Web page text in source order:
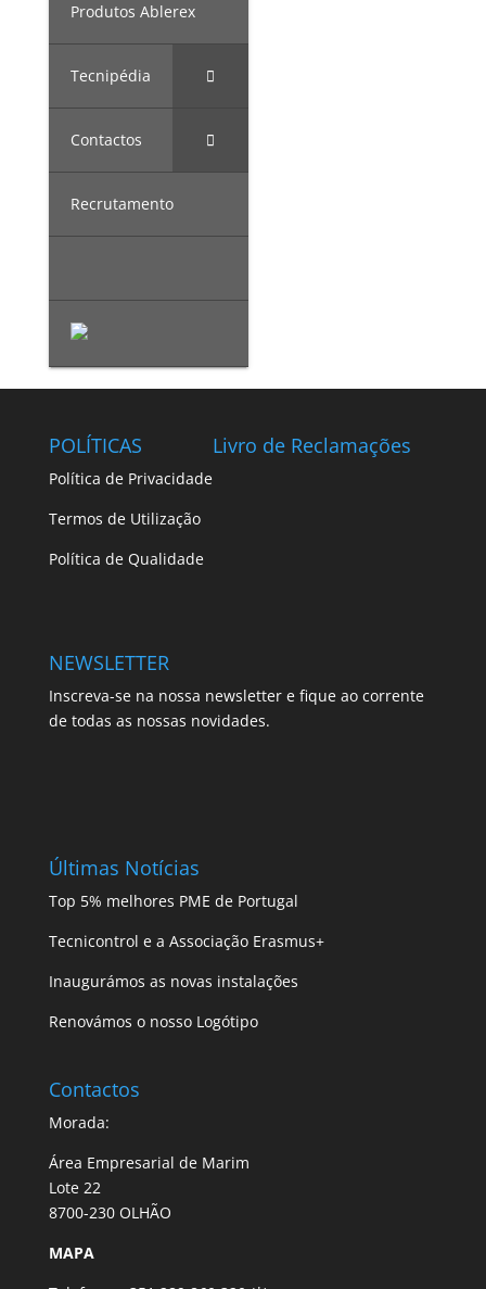
Produtos Ablerex
Tecnipédia
Contactos
Recrutamento
POLÍTICAS
Política de Privacidade
Termos de Utilização
Política de Qualidade
Livro de Reclamações
NEWSLETTER
Inscreva-se na nossa newsletter e fique ao corrente
de todas as nossas novidades.
Últimas Notícias
Top 5% melhores PME de Portugal
Tecnicontrol e a Associação Erasmus+
Inaugurámos as novas instalações
Renovámos o nosso Logótipo
Contactos
Morada:
Área Empresarial de Marim
Lote 22
8700-230 OLHÃO
MAPA